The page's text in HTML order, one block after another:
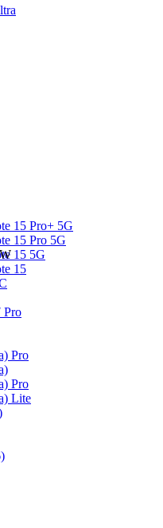
15 Pro+ 5G
15 Pro 5G
15 5G
15
Pro
Pro
Pro
Lite